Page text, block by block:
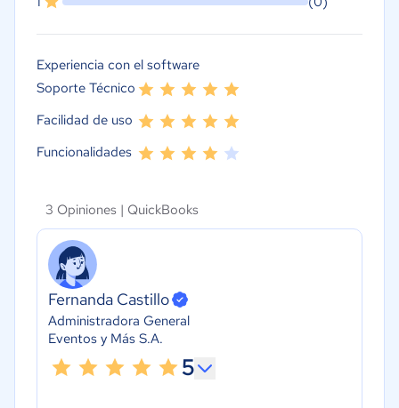
Experiencia con el software
Soporte Técnico
Facilidad de uso
Funcionalidades
3 Opiniones | QuickBooks
Fernanda Castillo
Administradora General
Eventos y Más S.A.
5